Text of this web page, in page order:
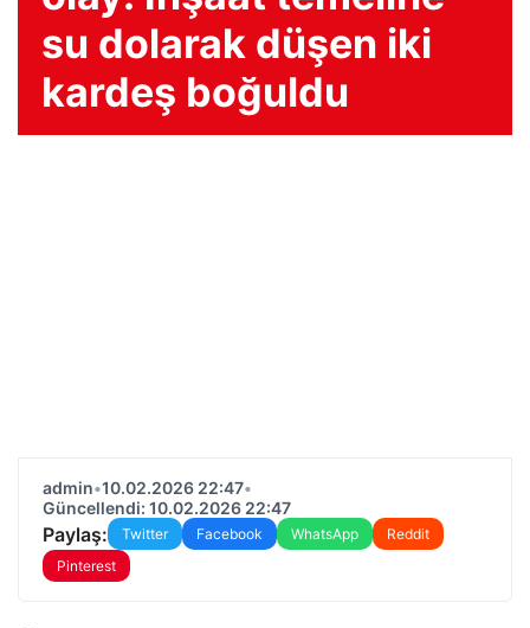
su dolarak düşen iki
kardeş boğuldu
admin•10.02.2026 22:47•
Güncellendi: 10.02.2026 22:47
Paylaş: Twitter Facebook WhatsApp
Reddit
Pinterest